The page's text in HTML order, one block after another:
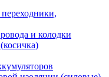
и колодки